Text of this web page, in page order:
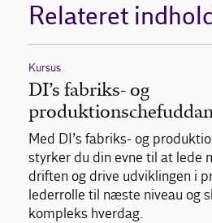
Relateret
Kursus
DI’s fabriks- og
Med DI’s fabriks- og
styrker du din evne til at lede
driften og drive udviklingen i
lederrolle til næste niveau og
kompleks hverdag.